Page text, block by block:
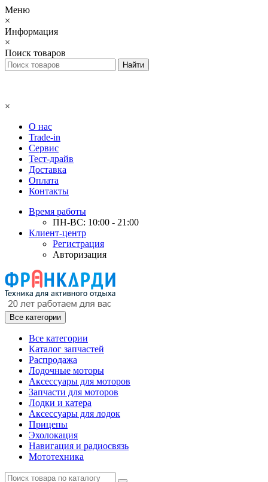
Меню
×
Информация
×
Поиск товаров
×
О нас
Trade-in
Сервис
Тест-драйв
Доставка
Оплата
Контакты
Время работы
ПН-ВС: 10:00 - 21:00
Клиент-центр
Регистрация
Авторизация
Все категории
Все категории
Каталог запчастей
Распродажа
Лодочные моторы
Аксессуары для моторов
Запчасти для моторов
Лодки и катера
Аксессуары для лодок
Прицепы
Эхолокация
Навигация и радиосвязь
Мототехника